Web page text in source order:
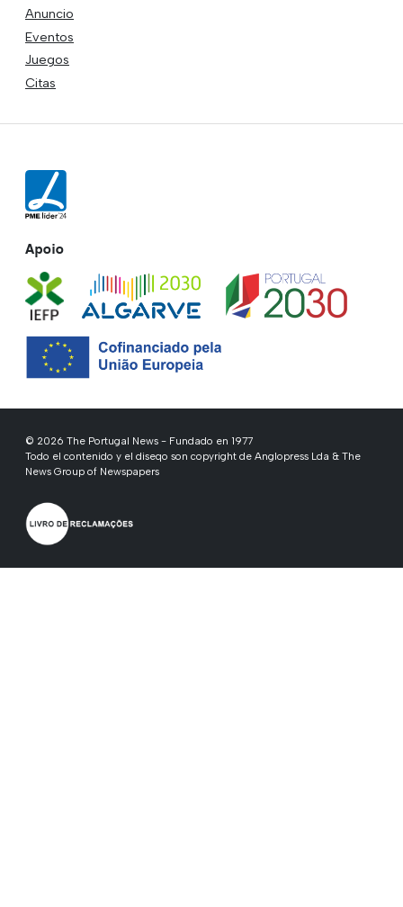
Anuncio
Eventos
Juegos
Citas
Apoio
© 2026 The Portugal News - Fundado en 1977
Todo el contenido y el diseqo son copyright de Anglopress Lda & The
News Group of Newspapers